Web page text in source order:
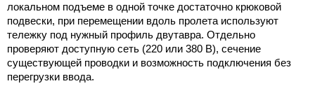
локальном подъеме в одной точке достаточно крюковой
подвески, при перемещении вдоль пролета используют
тележку под нужный профиль двутавра. Отдельно
проверяют доступную сеть (220 или 380 В), сечение
существующей проводки и возможность подключения без
перегрузки ввода.